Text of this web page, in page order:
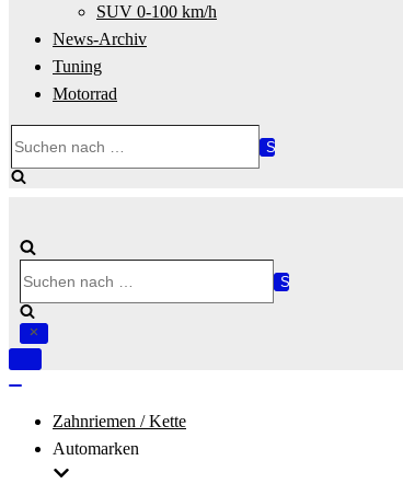
SUV 0-100 km/h
News-Archiv
Tuning
Motorrad
nach …
nach …
Navigation
Zahnriemen / Kette
Automarken